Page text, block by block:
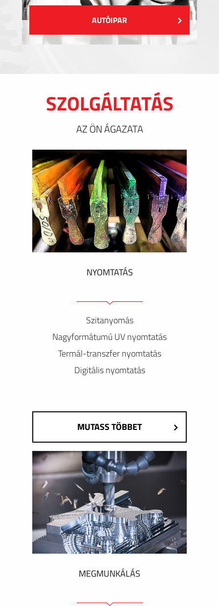
AUTÓIPAR
SZOLGÁLTATÁS
AZ ÖN ÁGAZATA
NYOMTATÁS
Szitanyomás
Nagyformátumú UV nyomtatás
Termál-transzfer nyomtatás
Digitális nyomtatás
MUTASS TÖBBET
MEGMUNKÁLÁS